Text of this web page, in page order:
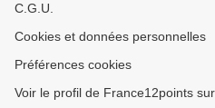
C.G.U.
Cookies et données personnelles
Préférences cookies
Voir le profil de France12points